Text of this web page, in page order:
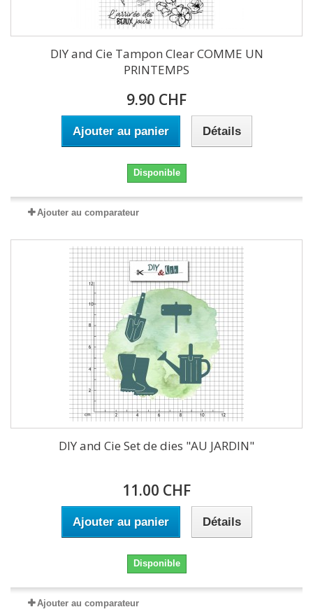
DIY and Cie Tampon Clear COMME UN
PRINTEMPS
9.90 CHF
Ajouter au panier Détails
Disponible
Ajouter au comparateur
DIY and Cie Set de dies "AU JARDIN"
11.00 CHF
Ajouter au panier Détails
Disponible
Ajouter au comparateur